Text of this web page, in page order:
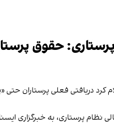
حقوق
کرد دریافتی فعلی پرستاران